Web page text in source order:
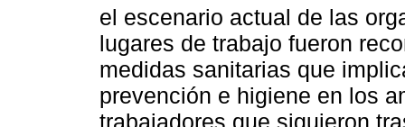
el escenario actual de las
lugares de trabajo fueron
medidas sanitarias que
prevención e higiene en los
trabajadores que siguieron